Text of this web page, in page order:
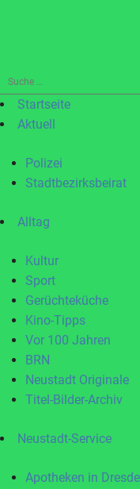
Suche
nach:Startseite
Aktuell
Polizei
Stadtbezirksbeirat
Alltag
Kultur
Sport
Gerüchteküche
Kino-Tipps
Vor 100 Jahren
BRN
Neustadt Originale
Titel-Bilder-Archiv
Neustadt-Service
Apotheken in